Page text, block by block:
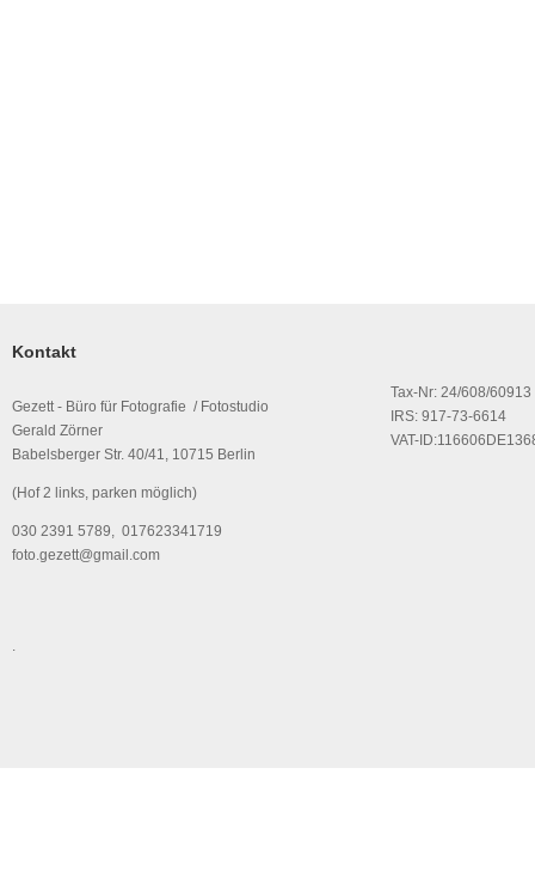
Kontakt
Gezett - Büro für Fotografie / Fotostudio
Gerald Zörner
Babelsberger Str. 40/41, 10715 Berlin
(Hof 2 links, parken möglich)
030 2391 5789, 017623341719
foto.gezett@gmail.com
Tax-Nr: 24/608/60913
IRS: 917-73-6614
VAT-
.